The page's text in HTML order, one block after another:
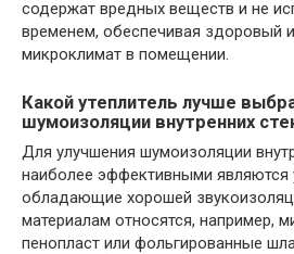
содержат вредных веществ и не
временем, обеспечивая здоровый
микроклимат в помещении.
Какой утеплитель лучше
шумоизоляции внутренних
Для улучшения шумоизоляции
наиболее эффективными являются
обладающие хорошей
материалам относятся, например,
пенопласт или фольгированные